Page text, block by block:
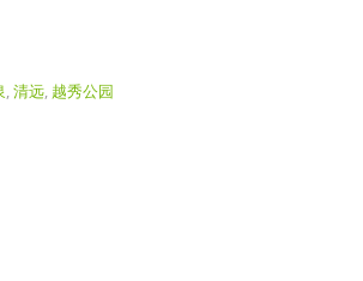
,清远, 越秀公园